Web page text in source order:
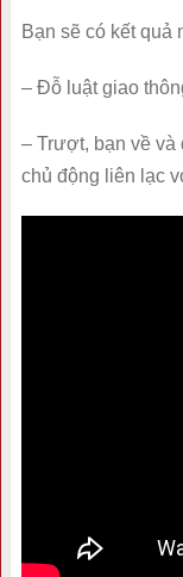
Bạn sẽ có kết quả
– Đỗ luật giao
– Trượt, bạn về và
chủ động liên lạc